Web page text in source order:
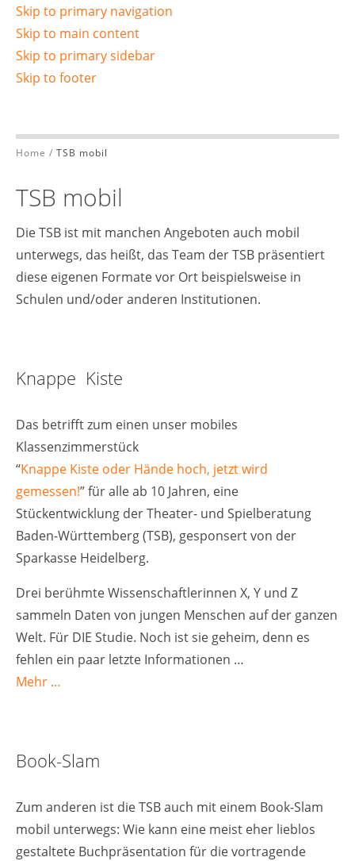
Skip to primary navigation
Skip to main content
Skip to primary sidebar
Skip to footer
Home / TSB mobil
TSB mobil
Die TSB ist mit manchen Angeboten auch mobil
unterwegs, das heißt, das Team der TSB präsentiert
diese eigenen Formate vor Ort beispielsweise in
Schulen und/oder anderen Institutionen.
Knappe Kiste
Das betrifft zum einen unser mobiles
Klassenzimmerstück
“Knappe Kiste oder Hände hoch, jetzt wird
gemessen!” für alle ab 10 Jahren, eine
Stückentwicklung der Theater- und Spielberatung
Baden-Württemberg (TSB), gesponsert von der
Sparkasse Heidelberg.
Drei berühmte Wissenschaftlerinnen X, Y und Z
sammeln Daten von jungen Menschen auf der ganzen
Welt. Für DIE Studie. Noch ist sie geheim, denn es
fehlen ein paar letzte Informationen …
Mehr …
Book-Slam
Zum anderen ist die TSB auch mit einem Book-Slam
mobil unterwegs: Wie kann eine meist eher lieblos
gestaltete Buchpräsentation für die vortragende